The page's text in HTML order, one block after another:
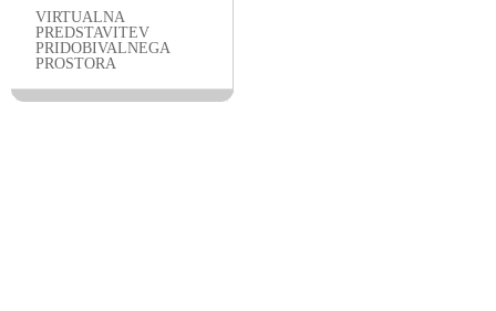
VIRTUALNA
PREDSTAVITEV
PRIDOBIVALNEGA
PROSTORA